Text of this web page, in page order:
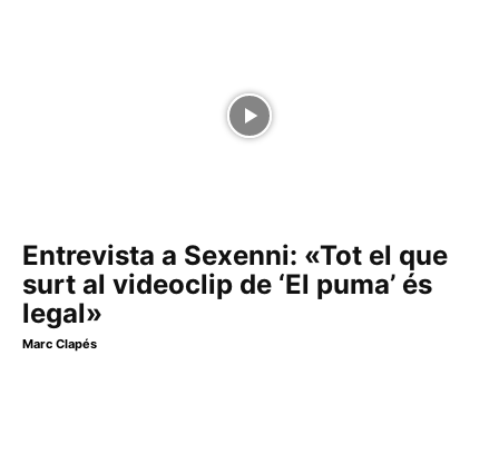
Entrevista a Sexenni: «Tot el que
surt al videoclip de ‘El puma’ és
legal»
Marc Clapés